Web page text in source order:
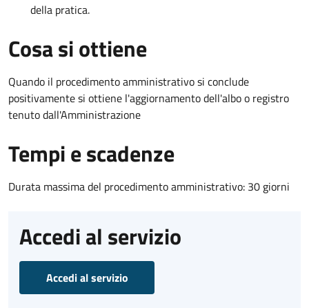
della pratica.
Cosa si ottiene
Quando il procedimento amministrativo si conclude
positivamente si ottiene l'aggiornamento dell'albo o registro
tenuto dall'Amministrazione
Tempi e scadenze
Durata massima del procedimento amministrativo: 30 giorni
Accedi al servizio
Accedi al servizio